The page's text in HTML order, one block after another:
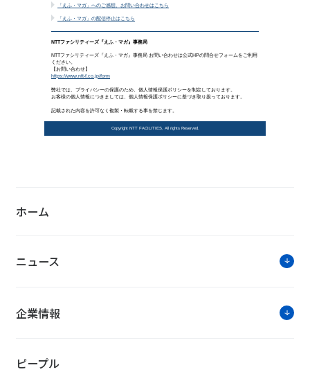
ホーム
ニュース
企業情報
ピープル